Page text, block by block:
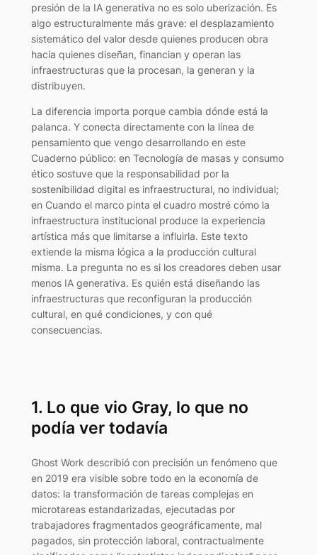
presión de la IA generativa no es solo uberización. Es
algo estructuralmente más grave: el desplazamiento
sistemático del valor desde quienes producen obra
hacia quienes diseñan, financian y operan las
infraestructuras que la procesan, la generan y la
distribuyen.
La diferencia importa porque cambia dónde está la
palanca. Y conecta directamente con la línea de
pensamiento que vengo desarrollando en este
Cuaderno público: en Tecnología de masas y consumo
éticosostuve que la responsabilidad por la
sostenibilidad digital es infraestructural, no individual;
en Cuando el marco pinta el cuadromostré cómo la
infraestructura institucional produce la experiencia
artística más que limitarse a influirla. Este texto
extiende la misma lógica a la producción cultural
misma. La pregunta no es si los creadores deben usar
menos IA generativa. Es quién está diseñando las
infraestructuras que reconfiguran la producción
cultural, en qué condiciones, y con qué
consecuencias.
1. Lo que vio Gray, lo que no
podía ver todavía
Ghost Work describió con precisión un fenómeno que
en 2019 era visible sobre todo en la economía de
datos: la transformación de tareas complejas en
microtareas estandarizadas, ejecutadas por
trabajadores fragmentados geográficamente, mal
pagados, sin protección laboral, contractualmente